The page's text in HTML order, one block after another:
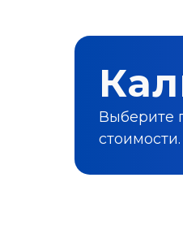
Выберите
стоимости.